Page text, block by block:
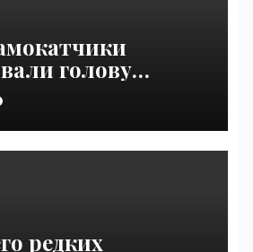
голову
органы чаще
|
редких